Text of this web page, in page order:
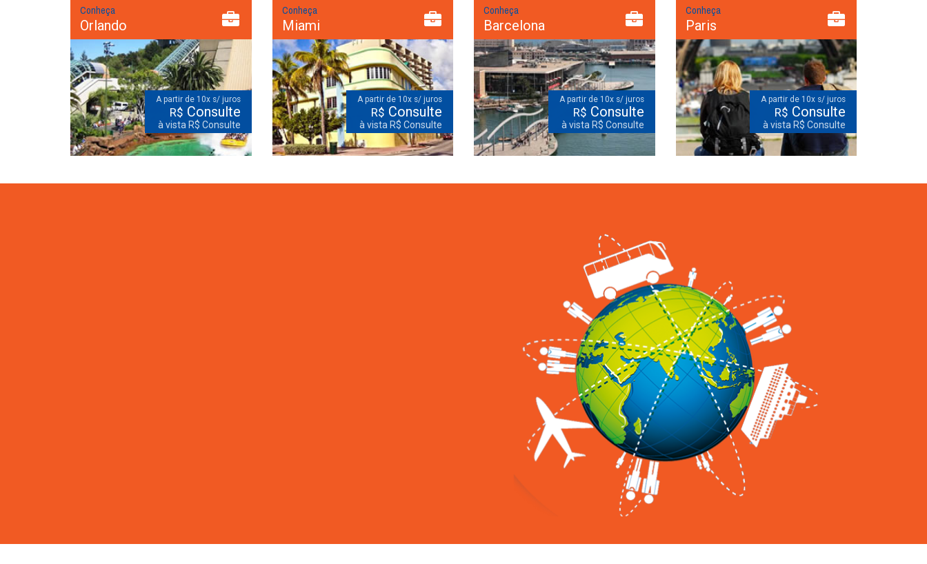
Conheça
Orlando
A partir de 10x s/ juros
R$ Consulte
à vista R$ Consulte
Conheça
Miami
A partir de 10x s/ juros
R$ Consulte
à vista R$ Consulte
Conheça
Barcelona
A partir de 10x s/ juros
R$ Consulte
à vista R$ Consulte
Conheça
Paris
A partir de 10x s/ juros
R$ Consulte
à vista R$ Consulte